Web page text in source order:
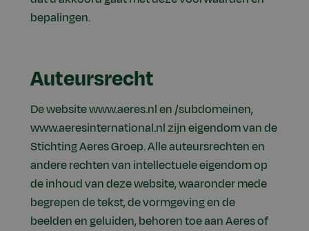
bepalingen.
Auteursrecht
De website www.aeres.nl en /subdomeinen,
www.aeresinternational.nl zijn eigendom van de
Stichting Aeres Groep. Alle auteursrechten en
andere rechten van intellectuele eigendom op
de inhoud van deze website, waaronder mede
begrepen de tekst, de vormgeving en de
beelden en geluiden, behoren toe aan Aeres of